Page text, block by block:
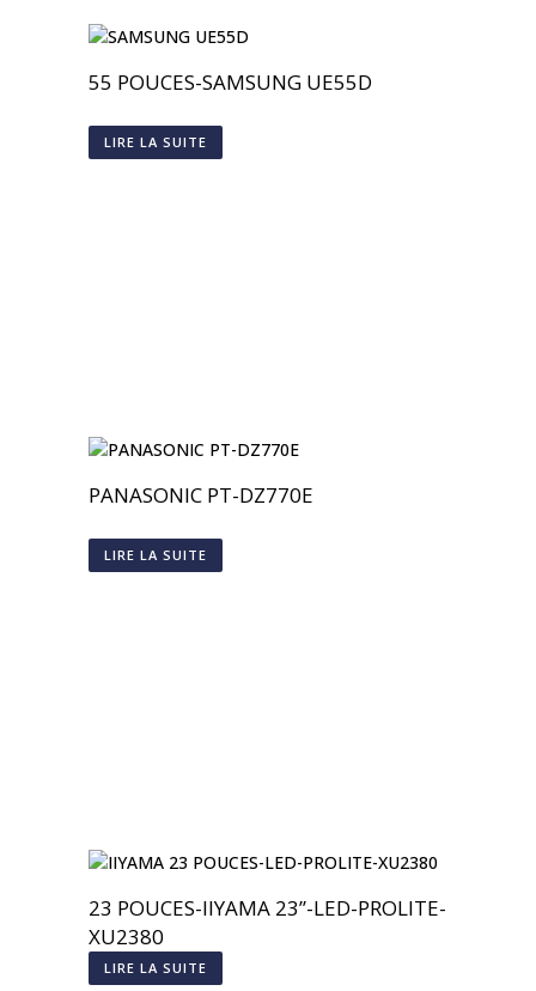
55 POUCES-SAMSUNG UE55D
LIRE LA SUITE
PANASONIC PT-DZ770E
LIRE LA SUITE
23 POUCES-IIYAMA 23’’-LED-PROLITE-
XU2380
LIRE LA SUITE